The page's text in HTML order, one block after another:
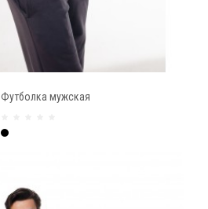
Футболка мужская
Чёрный